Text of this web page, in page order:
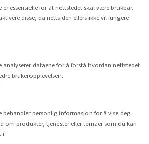
er essensielle for at nettstedet skal være brukbar.
disse, da nettsiden ellers ikke vil fungere
analyserer dataene for å forstå hvordan nettstedet
brukeropplevelsen.
behandler personlig informasjon for å vise deg
om produkter, tjenester eller temaer som du kan
i.